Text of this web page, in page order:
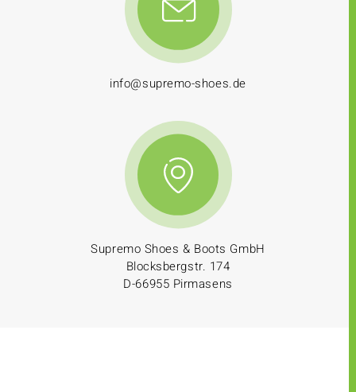
info@supremo-shoes.de
Supremo Shoes & Boots GmbH
Blocksbergstr. 174
D-66955 Pirmasens